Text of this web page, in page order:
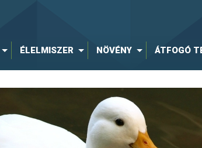
ÉLELMISZER NÖVÉNY ÁTFOGÓ